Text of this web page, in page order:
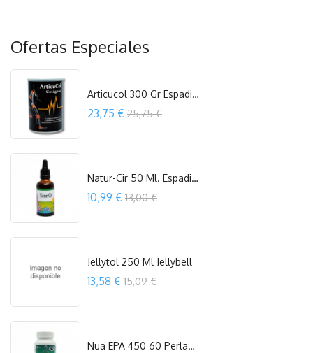
Ofertas Especiales
Articucol 300 Gr Espadiet
Precio
23,75 € 25,75 €
Natur-Cir 50 Ml. Espadiet
Precio
10,99 € 13,00 €
Jellytol 250 Ml Jellybell
Precio
13,58 € 15,09 €
Nua EPA 450 60 Perlas Laboratorio Nua